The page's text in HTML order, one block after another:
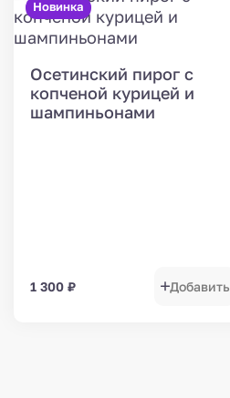
Новинка
Осетинский пирог с
копченой курицей и
шампиньонами
1 300 ₽ Добавить